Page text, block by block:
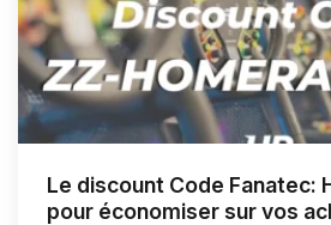
Le discount Code Fanatec:
pour économiser sur vos